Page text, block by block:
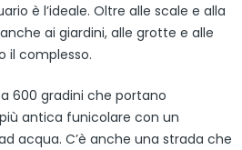
è l’ideale. Oltre alle scale e alla
ai giardini, alle grotte e alle
il complesso.
600 gradini che portano
antica funicolare con un
acqua. C’è anche una strada che